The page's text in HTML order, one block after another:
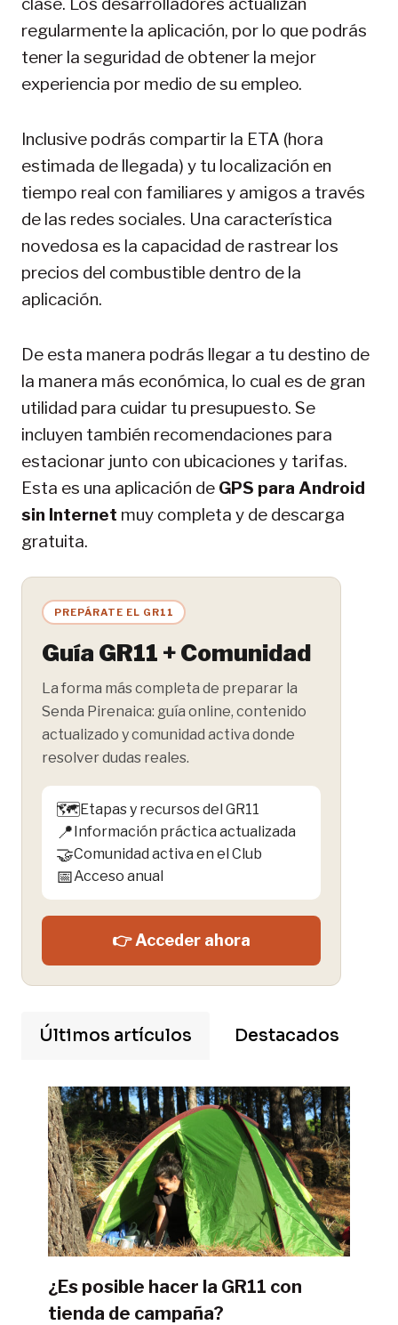
regularmente la aplicación, por lo que podrás
tener la seguridad de obtener la mejor
experiencia por medio de su empleo.
Inclusive podrás compartir la ETA (hora
estimada de llegada) y tu localización en
tiempo real con familiares y amigos a través
de las redes sociales. Una característica
novedosa es la capacidad de rastrear los
precios del combustible dentro de la
aplicación.
De esta manera podrás llegar a tu destino de
la manera más económica, lo cual es de gran
utilidad para cuidar tu presupuesto. Se
incluyen también recomendaciones para
estacionar junto con ubicaciones y tarifas.
Esta es una aplicación de GPS para Android
sin Internet muy completa y de descarga
gratuita.
PREPÁRATE EL GR11
Guía GR11 + Comunidad
La forma más completa de preparar la
Senda Pirenaica: guía online, contenido
actualizado y comunidad activa donde
resolver dudas reales.
🗺️Etapas y recursos del GR11
📍Información práctica actualizada
🤝Comunidad activa en el Club
📅Acceso anual
👉 Acceder ahora
Últimos artículos Destacados
¿Es posible hacer la GR11 con
tienda de campaña?